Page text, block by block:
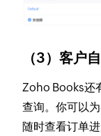
（3）客户
Zoho Books还
查询。你可以
随时查看订单